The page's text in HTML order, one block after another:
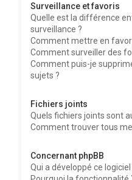
Surveillance et favoris
Quelle est la différence
surveillance ?
Comment mettre en
Comment surveiller des
Comment puis-je
sujets ?
Fichiers joints
Quels fichiers joints sont
Comment trouver tous
Concernant phpBB
Qui a développé ce